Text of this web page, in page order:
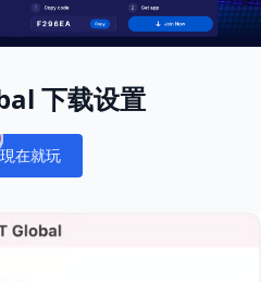
下载设置
現在就玩